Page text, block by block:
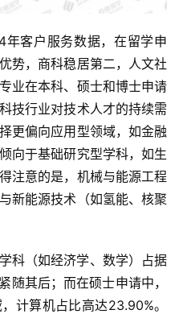
客户服务数据，在留学申
势，商科稳居第二，人文社
业在本科、硕士和博士申请
技行业对技术人才的持续需
更偏向应用型领域，如金融
向于基础研究型学科，如生
注意的是，机械与能源工程
新能源技术（如氢能、核聚
科（如经济学、数学）占据
随其后；而在硕士申请中，
计算机占比高达23.90%。